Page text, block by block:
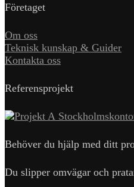
Företaget
Om oss
Teknisk kunskap & Guider
Kontakta oss
Referensprojekt
Behöver du hjälp med ditt
Du slipper omvägar och